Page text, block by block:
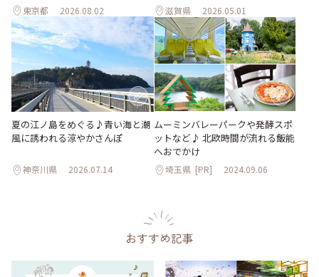
東京都 2026.08.02 滋賀県 2026.05.01
夏の江ノ島をめぐる♪青い海と潮
風に誘われる涼やかさんぽ
神奈川県 2026.07.14
ムーミンバレーパークや発酵スポ
ットなど♪ 北欧時間が流れる飯能
へおでかけ
埼玉県 [PR] 2024.09.06
おすすめ記事